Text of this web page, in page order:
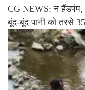
CG NEWS: न
बूंद-बूंद पानी को तरसे 35